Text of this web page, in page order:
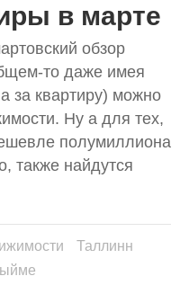
в марте
обзор
то даже имея
за квартиру) можно
Ну а для тех,
полумиллиона
также найдутся
Таллинн